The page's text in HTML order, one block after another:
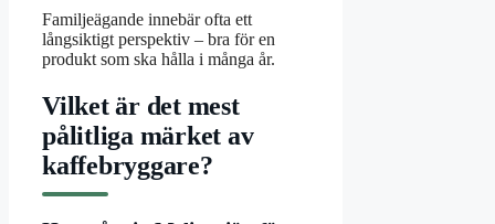
Familjeägande innebär ofta ett
långsiktigt perspektiv – bra för en
produkt som ska hålla i många år.
Vilket är det mest
pålitliga märket av
kaffebryggare?